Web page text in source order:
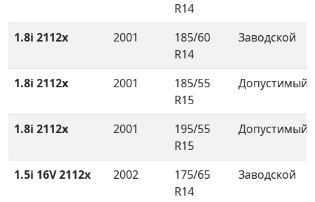
R14
1.8i 2112x 2001
185/60
R14
Заводской
1.8i 2112x 2001
185/55
R15
Допустимый
1.8i 2112x 2001
195/55
R15
Допустимый
1.5i 16V 2112x 2002
175/65
R14
Заводской